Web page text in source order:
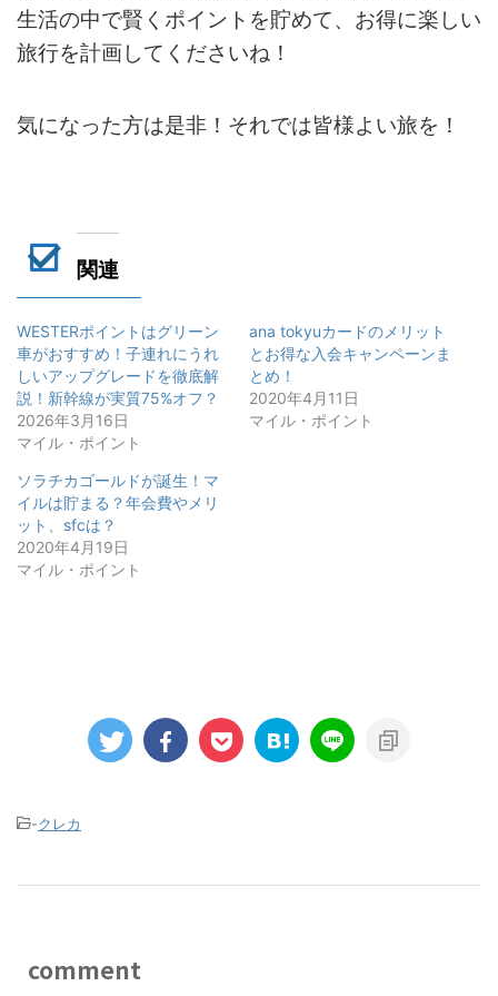
生活の中で賢くポイントを貯めて、お得に楽しい
旅行を計画してくださいね！
気になった方は是非！それでは皆様よい旅を！
関連
WESTERポイントはグリーン
車がおすすめ！子連れにうれ
しいアップグレードを徹底解
説！新幹線が実質75%オフ？
2026年3月16日
マイル・ポイント
ana tokyuカードのメリット
とお得な入会キャンペーンま
とめ！
2020年4月11日
マイル・ポイント
ソラチカゴールドが誕生！マ
イルは貯まる？年会費やメリ
ット、sfcは？
2020年4月19日
マイル・ポイント
-クレカ
comment